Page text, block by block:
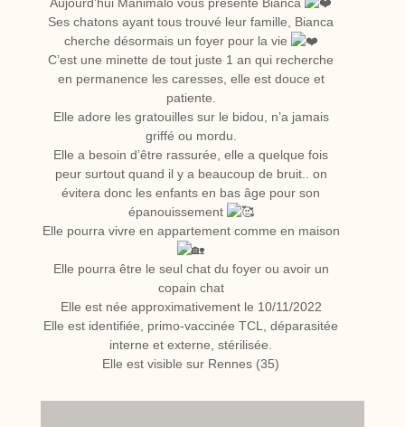
Aujourd’hui Manimalo vous présente Bianca
Ses chatons ayant tous trouvé leur famille, Bianca
cherche désormais un foyer pour la vie
C’est une minette de tout juste 1 an qui recherche
en permanence les caresses, elle est douce et
patiente.
Elle adore les gratouilles sur le bidou, n’a jamais
griffé ou mordu.
Elle a besoin d’être rassurée, elle a quelque fois
peur surtout quand il y a beaucoup de bruit.. on
évitera donc les enfants en bas âge pour son
épanouissement
Elle pourra vivre en appartement comme en maison
Elle pourra être le seul chat du foyer ou avoir un
copain chat
Elle est née approximativement le 10/11/2022
Elle est identifiée, primo-vaccinée TCL, déparasitée
interne et externe, stérilisée.
Elle est visible sur Rennes (35)